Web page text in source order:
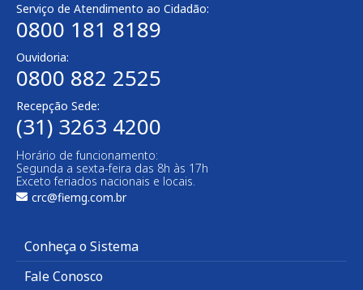
Serviço de Atendimento ao Cidadão:
0800 181 8189
Ouvidoria:
0800 882 2525​
Recepção Sede:
(31) 3263 4200
Horário de funcionamento:
Segunda a sexta-feira das 8h às 17h
Exceto feriados nacionais e locais.
crc@fiemg.com.br
Conheça o Sistema
Fale Conosco